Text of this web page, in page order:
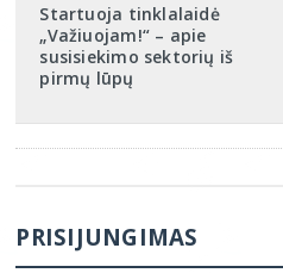
Startuoja tinklalaidė
„Važiuojam!“ – apie
susisiekimo sektorių iš
pirmų lūpų
PRISIJUNGIMAS